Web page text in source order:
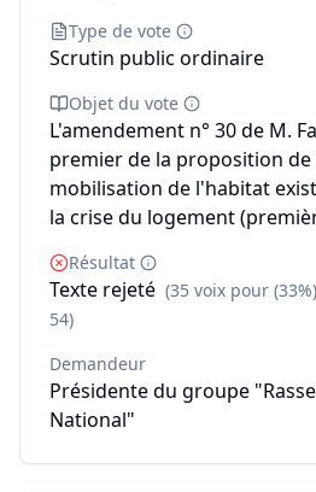
Type de vote
Scrutin public ordinaire
Objet du vote
L'amendement n° 30 de M.
premier de la proposition
mobilisation de l'habitat
la crise du logement
Résultat
Texte rejeté (35 voix pour
54)
Demandeur
Présidente du groupe
National"